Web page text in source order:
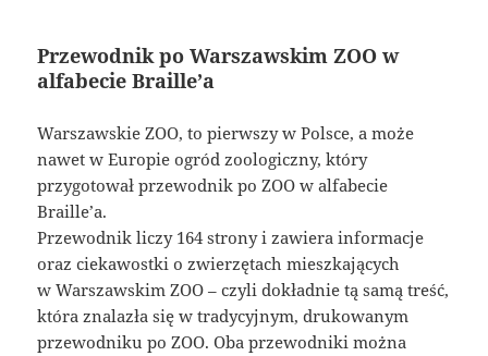
Przewodnik po Warszawskim ZOO w
alfabecie Braille’a
Warszawskie ZOO, to pierwszy w Polsce, a może
nawet w Europie ogród zoologiczny, który
przygotował przewodnik po ZOO w alfabecie
Braille’a.
Przewodnik liczy 164 strony i zawiera informacje
oraz ciekawostki o zwierzętach mieszkających
w Warszawskim ZOO – czyli dokładnie tą samą treść,
która znalazła się w tradycyjnym, drukowanym
przewodniku po ZOO. Oba przewodniki można